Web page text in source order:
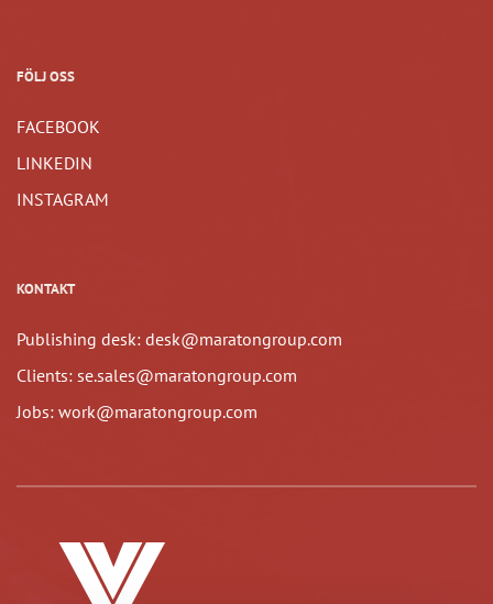
FÖLJ OSS
FACEBOOK
LINKEDIN
INSTAGRAM
KONTAKT
Publishing desk: desk@maratongroup.com
Clients: se.sales@maratongroup.com
Jobs: work@maratongroup.com